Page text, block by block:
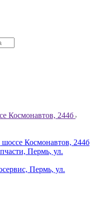
Космонавтов, 244б
Космонавтов, 244б
Пермь, ул.
Пермь, ул.